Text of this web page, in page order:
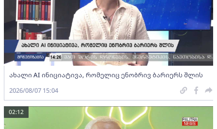
ახალი AI ინიციატივა, რომელიც ენობრივ ბარიერს შლის
2026/08/07 15:04
02:12